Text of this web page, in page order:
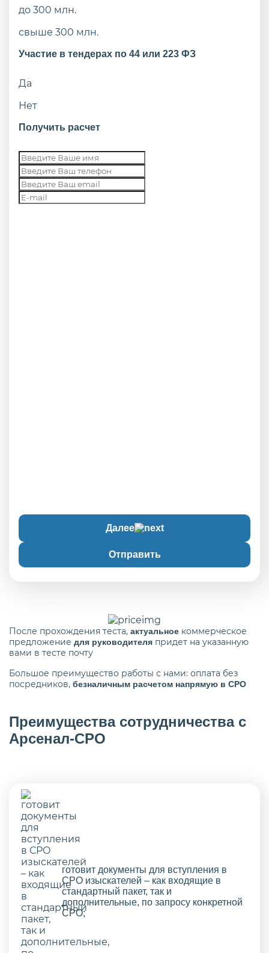
до 300 млн.
свыше 300 млн.
Участие в тендерах по 44 или 223 ФЗ
Да
Нет
Получить расчет
Далее
Отправить
После прохождения теста, актуальное коммерческое
предложение для руководителя придет на указанную
вами в тесте почту
Большое преимущество работы с нами: оплата без
посредников, безналичным расчетом напрямую в СРО
Преимущества сотрудничества с
Арсенал-СРО
готовит документы для вступления в
СРО изыскателей – как входящие в
стандартный пакет, так и
дополнительные, по запросу конкретной
СРО;